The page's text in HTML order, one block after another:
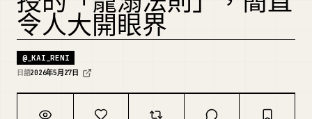
技能
提示詞
令人大開眼界
@_KAI_RENI
日語2026年5月27日